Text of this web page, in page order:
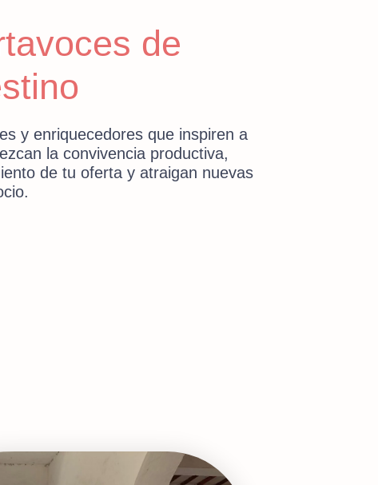
de
y enriquecedores que inspiren a
la convivencia productiva,
de tu oferta y atraigan nuevas